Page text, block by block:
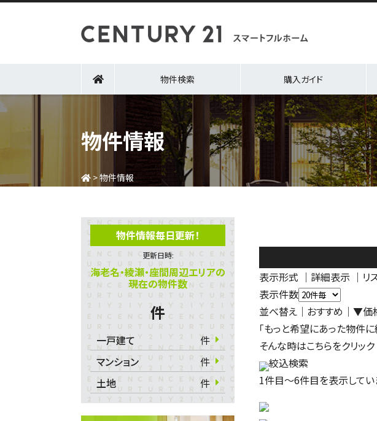
物件検索 購入ガイド
物件情報
>物件情報
物件情報毎日更新！
更新日時:
海老名・綾瀬・座間周辺エリアの
現在の物件数
件
一戸建て
件
マンション
件
土地
件
表示形式 ｜ 詳細表示 ｜リ
表示件数
並べ替え ｜おすすめ ｜ ▼価
「もっと希望にあった物件に
そんな時はこちらをクリック
絞込検索
1件目～6件目を表示してい